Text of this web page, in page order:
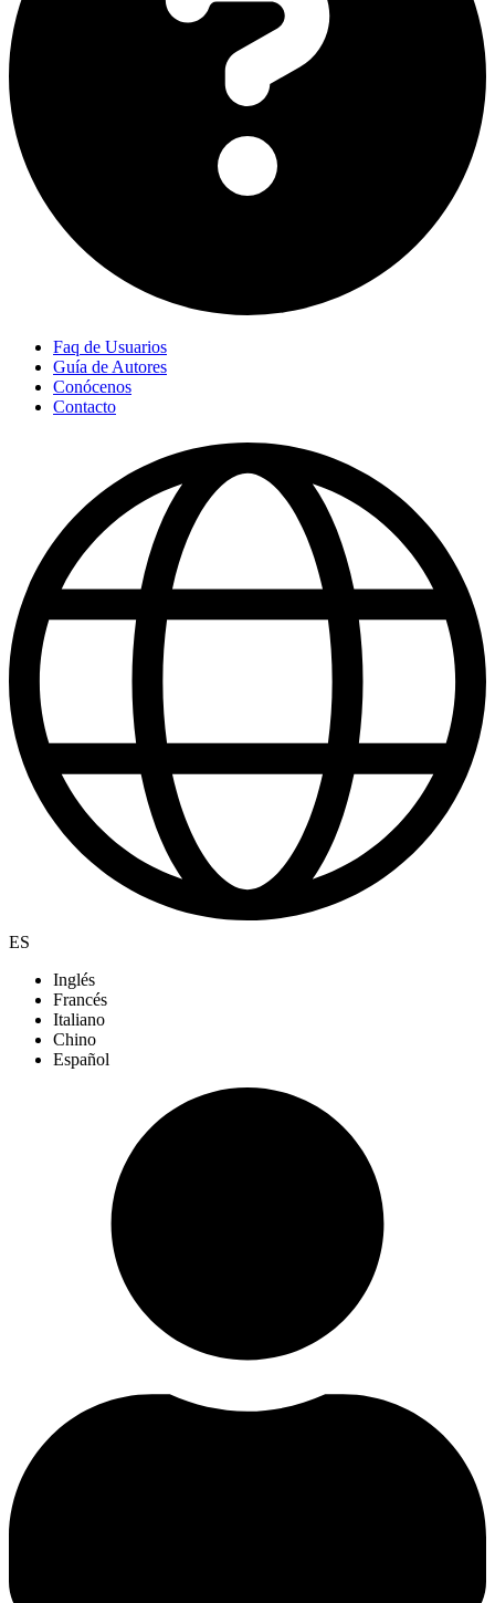
Faq de Usuarios
Guía de Autores
Conócenos
Contacto
ES
Inglés
Francés
Italiano
Chino
Español